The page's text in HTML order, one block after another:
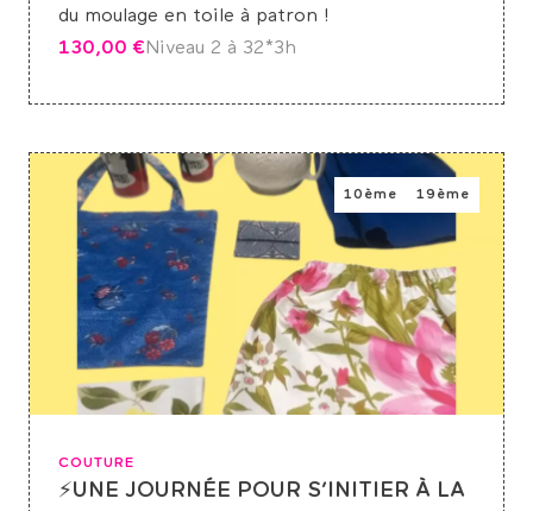
du moulage en toile à patron !
130,00 €Niveau 2 à 32*3h
10ème 19ème
COUTURE
⚡UNE JOURNÉE POUR S’INITIER À LA